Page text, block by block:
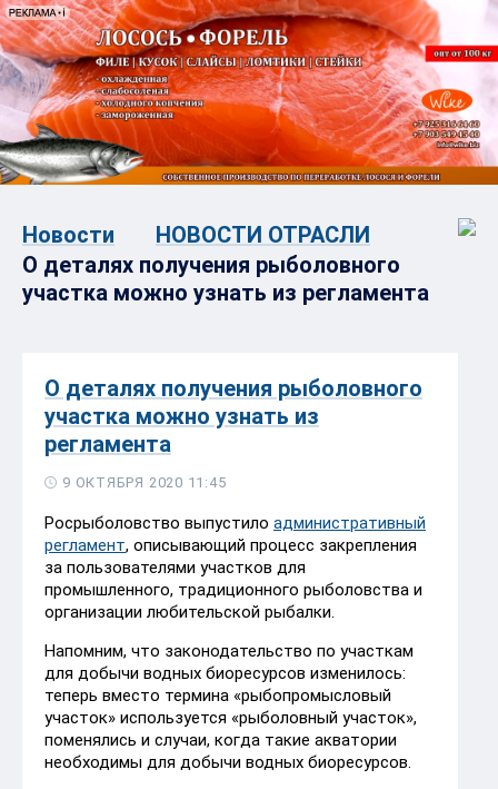
Новости
НОВОСТИ ОТРАСЛИ
О деталях получения рыболовного
участка можно узнать из регламента
О деталях получения рыболовного
участка можно узнать из
регламента
9 ОКТЯБРЯ 2020 11:45
Росрыболовство выпустило административный
регламент, описывающий процесс закрепления
за пользователями участков для
промышленного, традиционного рыболовства и
организации любительской рыбалки.
Напомним, что законодательство по участкам
для добычи водных биоресурсов изменилось:
теперь вместо термина «рыбопромысловый
участок» используется «рыболовный участок»,
поменялись и случаи, когда такие акватории
необходимы для добычи водных биоресурсов.